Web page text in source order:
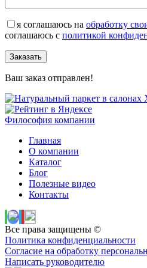
я соглашаюсь на обработку
соглашаюсь с политикой
Заказать
Ваш заказ отправлен!
Философия компании
Главная
О компании
Каталог
Блог
Полезные видео
Контакты
Все права защищены ©
Политика конфиденциальности
Согласие на обработку
Написать руководителю